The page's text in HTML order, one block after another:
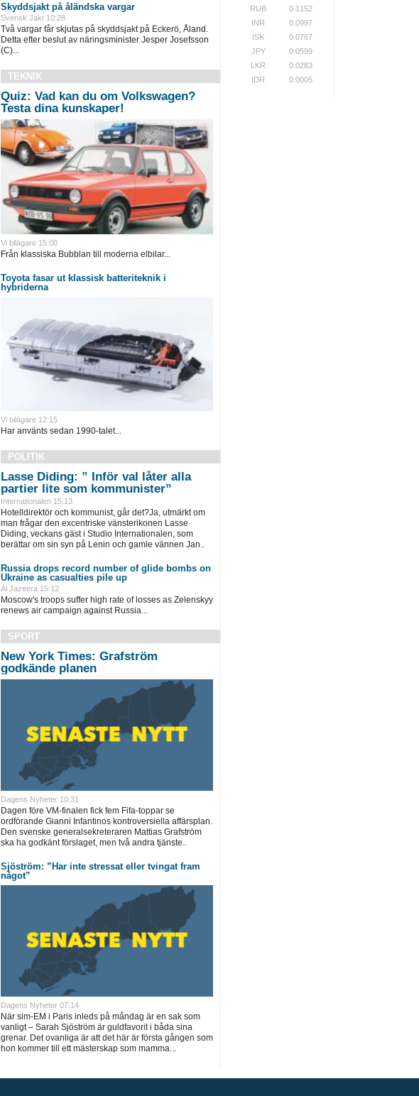
Skyddsjakt på åländska vargar
Svensk Jakt 10:28
Två vargar får skjutas på skyddsjakt på Eckerö, Åland.
Detta efter beslut av näringsminister Jesper Josefsson
(C)...
TEKNIK
Quiz: Vad kan du om Volkswagen?
Testa dina kunskaper!
Vi bilägare 15:00
Från klassiska Bubblan till moderna elbilar...
Toyota fasar ut klassisk batteriteknik i
hybriderna
Vi bilägare 12:15
Har använts sedan 1990-talet...
POLITIK
Lasse Diding: ” Inför val låter alla
partier lite som kommunister”
Internationalen 15:13
Hotelldirektör och kommunist, går det?Ja, utmärkt om
man frågar den excentriske vänsterikonen Lasse
Diding, veckans gäst i Studio Internationalen, som
berättar om sin syn på Lenin och gamle vännen Jan..
Russia drops record number of glide bombs on
Ukraine as casualties pile up
Al Jazeera 15:12
Moscow's troops suffer high rate of losses as Zelenskyy
renews air campaign against Russia...
SPORT
New York Times: Grafström
godkände planen
Dagens Nyheter 10:31
Dagen före VM-finalen fick fem Fifa-toppar se
ordförande Gianni Infantinos kontroversiella affärsplan.
Den svenske generalsekreteraren Mattias Grafström
ska ha godkänt förslaget, men två andra tjänste..
Sjöström: ”Har inte stressat eller tvingat fram
något”
Dagens Nyheter 07:14
När sim-EM i Paris inleds på måndag är en sak som
vanligt – Sarah Sjöström är guldfavorit i båda sina
grenar. Det ovanliga är att det här är första gången som
hon kommer till ett mästerskap som mamma...
RUB
0.1152
INR
0.0997
ISK
0.0767
JPY
0.0599
LKR
0.0283
IDR
0.0005